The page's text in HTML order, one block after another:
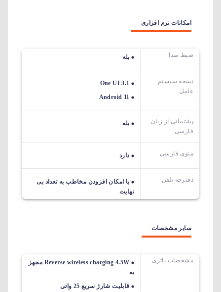
امکانات نرم افزاری
ضبط صدا بله
نسخه سیستم
عامل
One UI 3.1
Android 11
پشتیبانی از زبان
فارسی
بله
منوی فارسی دارد
دفترچه تلفن
با امکان افزودن مخاطب به تعداد بی
نهایت
سایر مشخصات
مشخصات باتری
Reverse wireless charging 4.5W مجهز
به
قابلیت شارژ سریع 25 واتی